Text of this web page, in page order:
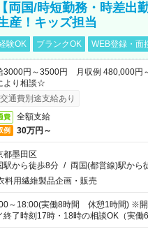
両国/時短勤務・時差出
産！キッズ担当
験OK ブランクOK WEB登録・面
3000円～3500円 月収例 480,000
より相談☆
交通費別途支給あり
費 全額支給
例 30万円～
都墨田区
駅から徒歩8分 / 両国(都営線)駅から
料用繊維製品企画・販売
～18:00(実働8時間 休憩1時間) ※
終了時刻17時・18時の相談OK（実働